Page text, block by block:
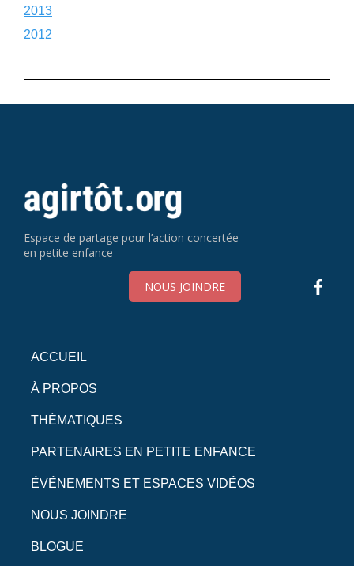
2013
2012
Espace de partage pour l’action concertée
en petite enfance
NOUS JOINDRE
ACCUEIL
À PROPOS
THÉMATIQUES
PARTENAIRES EN PETITE ENFANCE
ÉVÉNEMENTS ET ESPACES VIDÉOS
NOUS JOINDRE
BLOGUE